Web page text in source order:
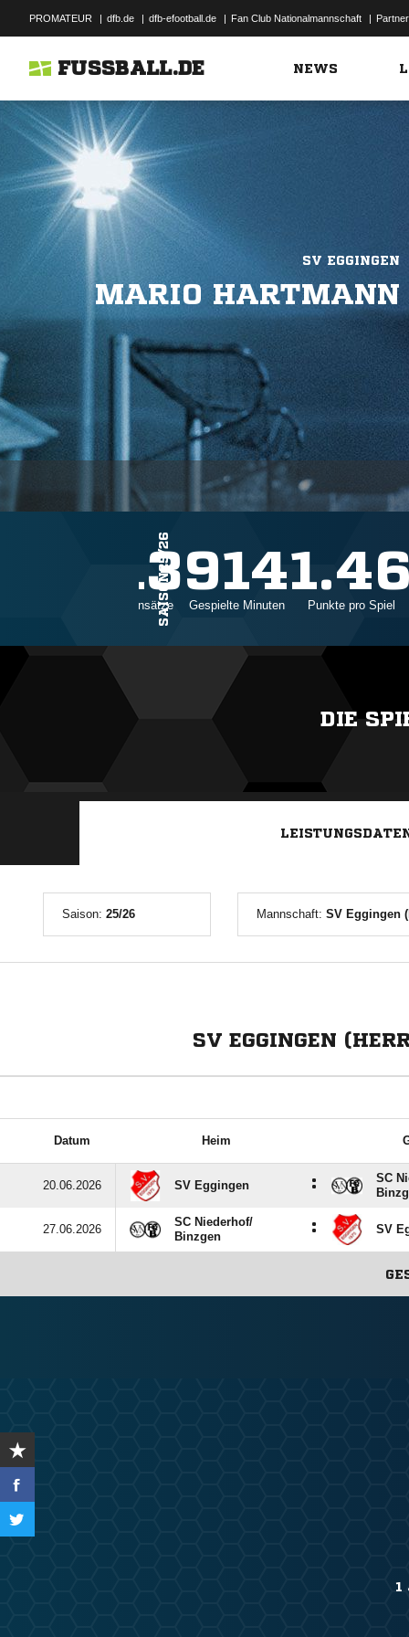
PROMATEUR | dfb.de | dfb-efootball.de | Fan Club Nationalmannschaft | Partner
FUSSBALL.DE NEWS
SV EGGINGEN
MARIO HARTMANN
SAISON25/26
13
Einsätze
914
Gespielte Minuten Punkte pro Spiel
DIE
Saison: 25/26 Mannschaft:SV Eggingen
SV EGGINGEN
Datum Heim
20.06.2026 SV Eggingen :
SC
27.06.2026
SC Niederhof/​
Binzgen
: SV
1